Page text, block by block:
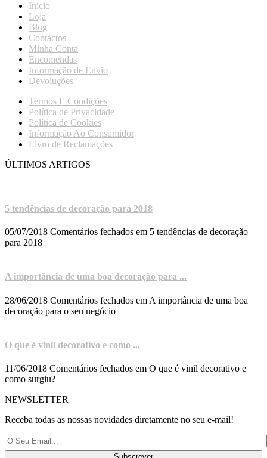
Início
Loja
Blog
Contactos
Minha Conta
Encomendas
Informação de Envio
Devoluções
Termos E Condições
Política de Privacidade
Política de Cookies
Informação Ao Consumidor
Livro de Reclamações
ÚLTIMOS ARTIGOS
5 tendências de decoração para 2018
05/07/2018 Comentários fechados em 5 tendências de decoração
para 2018
A importância de uma boa decoração para ...
28/06/2018 Comentários fechados em A importância de uma boa
decoração para o seu negócio
O que é vinil decorativo e como ...
11/06/2018 Comentários fechados em O que é vinil decorativo e
como surgiu?
NEWSLETTER
Receba todas as nossas novidades diretamente no seu e-mail!